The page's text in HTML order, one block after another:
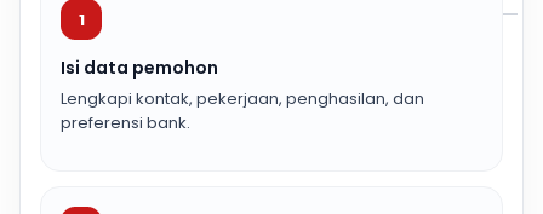
1
Isi data pemohon
Lengkapi kontak, pekerjaan, penghasilan, dan
preferensi bank.